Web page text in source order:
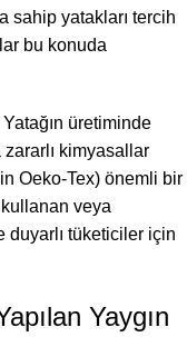
sahip yatakları tercih
bu konuda
Yatağın üretiminde
zararlı kimyasallar
Oeko-Tex) önemli bir
veya
duyarlı tüketiciler için
Yaygın